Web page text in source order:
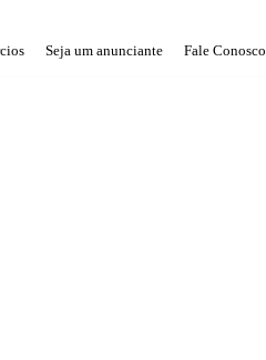
Seja um anunciante Fale Conosco